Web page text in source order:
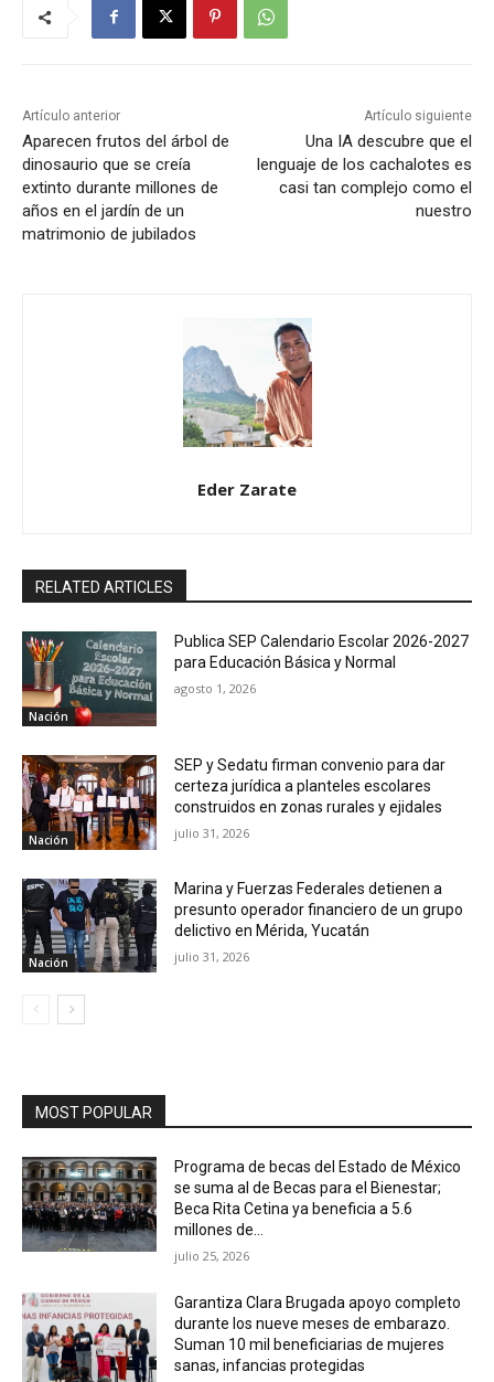
Artículo anterior
Aparecen frutos del árbol de
dinosaurio que se creía
extinto durante millones de
años en el jardín de un
matrimonio de jubilados
Artículo siguiente
Una IA descubre que el
lenguaje de los cachalotes es
casi tan complejo como el
nuestro
Eder Zarate
RELATED ARTICLES
Nación
Publica SEP Calendario Escolar 2026-2027
para Educación Básica y Normal
agosto 1, 2026
Nación
SEP y Sedatu firman convenio para dar
certeza jurídica a planteles escolares
construidos en zonas rurales y ejidales
julio 31, 2026
Nación
Marina y Fuerzas Federales detienen a
presunto operador financiero de un grupo
delictivo en Mérida, Yucatán
julio 31, 2026
MOST POPULAR
Programa de becas del Estado de México
se suma al de Becas para el Bienestar;
Beca Rita Cetina ya beneficia a 5.6
millones de...
julio 25, 2026
Garantiza Clara Brugada apoyo completo
durante los nueve meses de embarazo.
Suman 10 mil beneficiarias de mujeres
sanas, infancias protegidas